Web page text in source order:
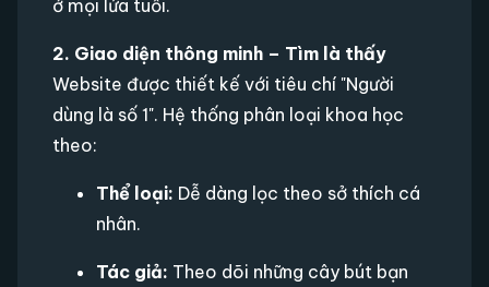
ở mọi lứa tuổi.
2. Giao diện thông minh – Tìm là thấy
Website được thiết kế với tiêu chí "Người
dùng là số 1". Hệ thống phân loại khoa học
theo:
Thể loại: Dễ dàng lọc theo sở thích cá
nhân.
Tác giả: Theo dõi những cây bút bạn